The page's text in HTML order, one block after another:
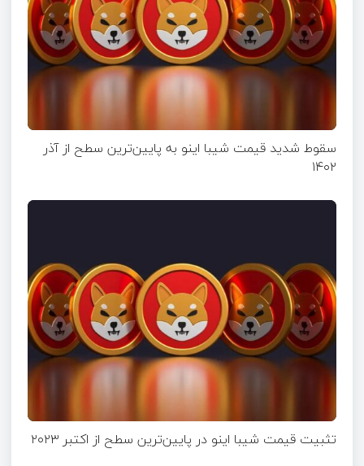
سقوط شدید قیمت شیبا اینو به پایین‌ترین سطح از آذر
۱۴۰۲
تثبیت قیمت شیبا اینو در پایین‌ترین سطح از اکتبر ۲۰۲۳